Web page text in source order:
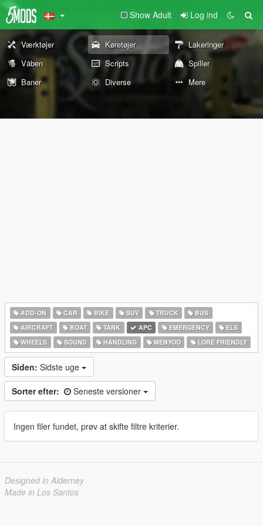
Show Adult Log ind
Værktøjer Køretøjer
Lakeringer
Våben
Scripts
Spiller
Baner
Diverse Mere
ADD-ON CAR BIKE SUV TRUCK
BUS
AIRCRAFT
BOAT TANK APC EMERGENCY
ELS
WHEELS
SOUND HANDLING MENYOO LORE FRIENDLY
Siden: Sidste uge
Sorter efter: Seneste versioner
Ingen filer fundet, prøv at skifte filtre kriterier.
Designed in Alderney
Made in Los Santos